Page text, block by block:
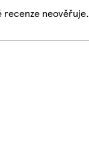
recenze neověřuje.